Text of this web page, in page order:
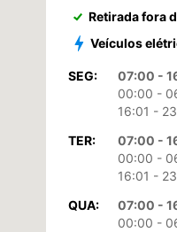
Retirada fora
Veículos
SEG:
07:00 -
00:00 -
16:01 -
TER:
07:00 -
00:00 -
16:01 -
QUA:
07:00 -
00:00 -